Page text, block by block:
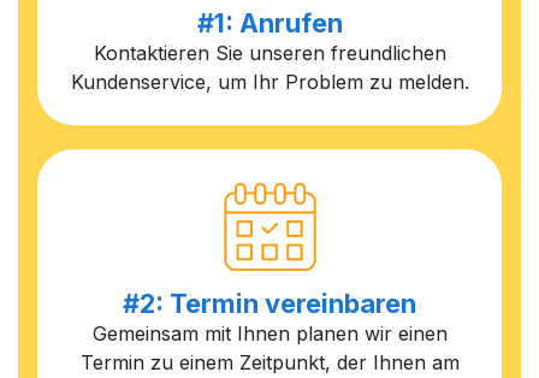
#1: Anrufen
Kontaktieren Sie unseren freundlichen
Kundenservice, um Ihr Problem zu melden.
#2: Termin vereinbaren
Gemeinsam mit Ihnen planen wir einen
Termin zu einem Zeitpunkt, der Ihnen am